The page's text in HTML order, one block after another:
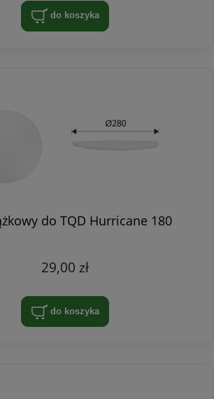
do koszyka
do TQD Hurricane 180
29,00 zł
do koszyka